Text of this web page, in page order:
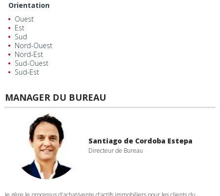
Orientation
Ouest
Est
Sud
Nord-Ouest
Nord-Est
Sud-Ouest
Sud-Est
MANAGER DU BUREAU
Santiago de Cordoba Estepa
Directeur de Bureau